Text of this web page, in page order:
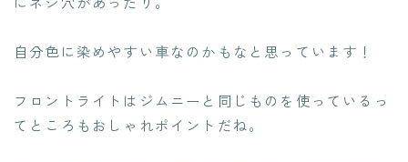
自分色に染めやすい車なのかもなと思っています！
フロントライトはジムニーと同じものを使っているっ
てところもおしゃれポイントだね。